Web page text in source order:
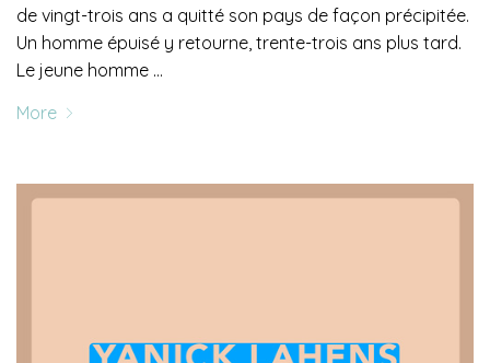
de vingt-trois ans a quitté son pays de façon précipitée.
Un homme épuisé y retourne, trente-trois ans plus tard.
Le jeune homme …
More